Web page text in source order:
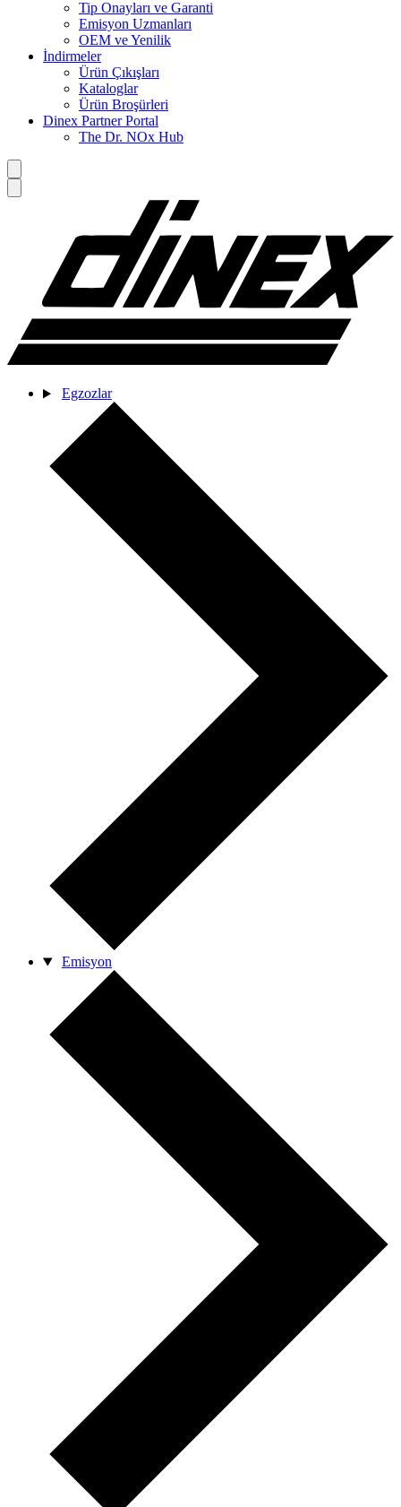
Tip Onayları ve Garanti
Emisyon Uzmanları
OEM ve Yenilik
İndirmeler
Ürün Çıkışları
Kataloglar
Ürün Broşürleri
Dinex Partner Portal
The Dr. NOx Hub
Egzozlar
Emisyon